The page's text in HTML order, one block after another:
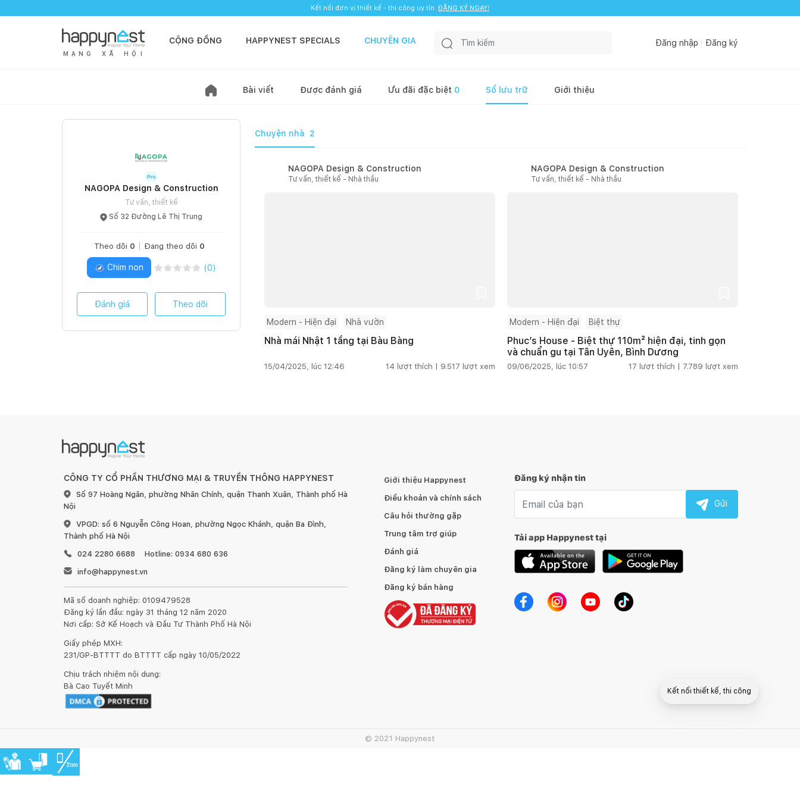
Kết nối đơn vị thiết kế - thi công uy tín. ĐĂNG KÝ NGAY!
M Ạ N G X Ã H Ộ I
CỘNG ĐỒNG HAPPYNEST SPECIALS CHUYÊN GIA Đăng nhập Đăng ký
Bài viết Được đánh giá Ưu đãi đặc biệt 0 Sổ lưu trữ Giới thiệu
NAGOPA Design & Construction
Tư vấn, thiết kế
Số 32 Đường Lê Thị Trung
Theo dõi 0 Đang theo dõi 0
Chim non (0)
Đánh giá Theo dõi
Chuyện nhà 2
NAGOPA Design & Construction
Tư vấn, thiết kế - Nhà thầu
Modern - Hiện đại Nhà vườn
Nhà mái Nhật 1 tầng tại Bàu Bàng
15/04/2025, lúc 12:46 14 lượt thích | 9.517 lượt xem
NAGOPA Design & Construction
Tư vấn, thiết kế - Nhà thầu
Modern - Hiện đại Biệt thự
Phuc’s House - Biệt thự 110m² hiện đại, tinh gọn
và chuẩn gu tại Tân Uyên, Bình Dương
09/06/2025, lúc 10:57 17 lượt thích | 7.789 lượt xem
CÔNG TY CỔ PHẦN THƯƠNG MẠI & TRUYỀN THÔNG HAPPYNEST
Số 97 Hoàng Ngân, phường Nhân Chính, quận Thanh Xuân, Thành phố Hà
Nội
VPGD: số 6 Nguyễn Công Hoan, phường Ngọc Khánh, quận Ba Đình,
Thành phố Hà Nội
024 2280 6688
Hotline: 0934 680 636
info@happynest.vn
Mã số doanh nghiệp: 0109479528
Đăng ký lần đầu: ngày 31 tháng 12 năm 2020
Nơi cấp: Sở Kế Hoạch và Đầu Tư Thành Phố Hà Nội
Giấy phép MXH:
231/GP-BTTTT do BTTTT cấp ngày 10/05/2022
Chịu trách nhiệm nội dung:
Bà Cao Tuyết Minh
Giới thiệu Happynest
Điều khoản và chính sách
Câu hỏi thường gặp
Trung tâm trợ giúp
Đánh giá
Đăng ký làm chuyên gia
Đăng ký bán hàng
Đăng ký nhận tin
Gửi
Tải app Happynest tại
© 2021 Happynest
Kết nối thiết kế, thi công